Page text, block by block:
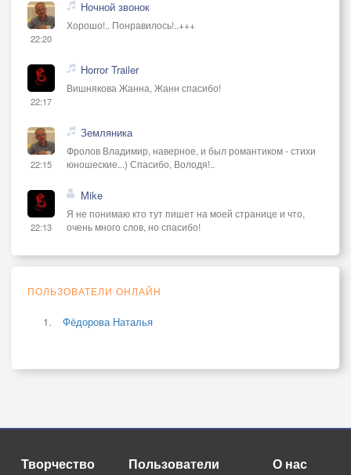
22:20
Ночной звонок
Хорошо!.. Понравилось!..+++
22:17
Horror Trailer
Вишнякова Жанна, Жанн спасибо!
22:15
Земляника
Фролов Владимир, наверное, и был романтиком - стихи
юношеские...) Спасибо, Володя!..
22:13
Mike
Я не понимаю кто тут пишет на моей странице и что,
очень много слов, но спасибо!
ПОЛЬЗОВАТЕЛИ ОНЛАЙН
Фёдорова Наталья
Творчество Пользователи О нас